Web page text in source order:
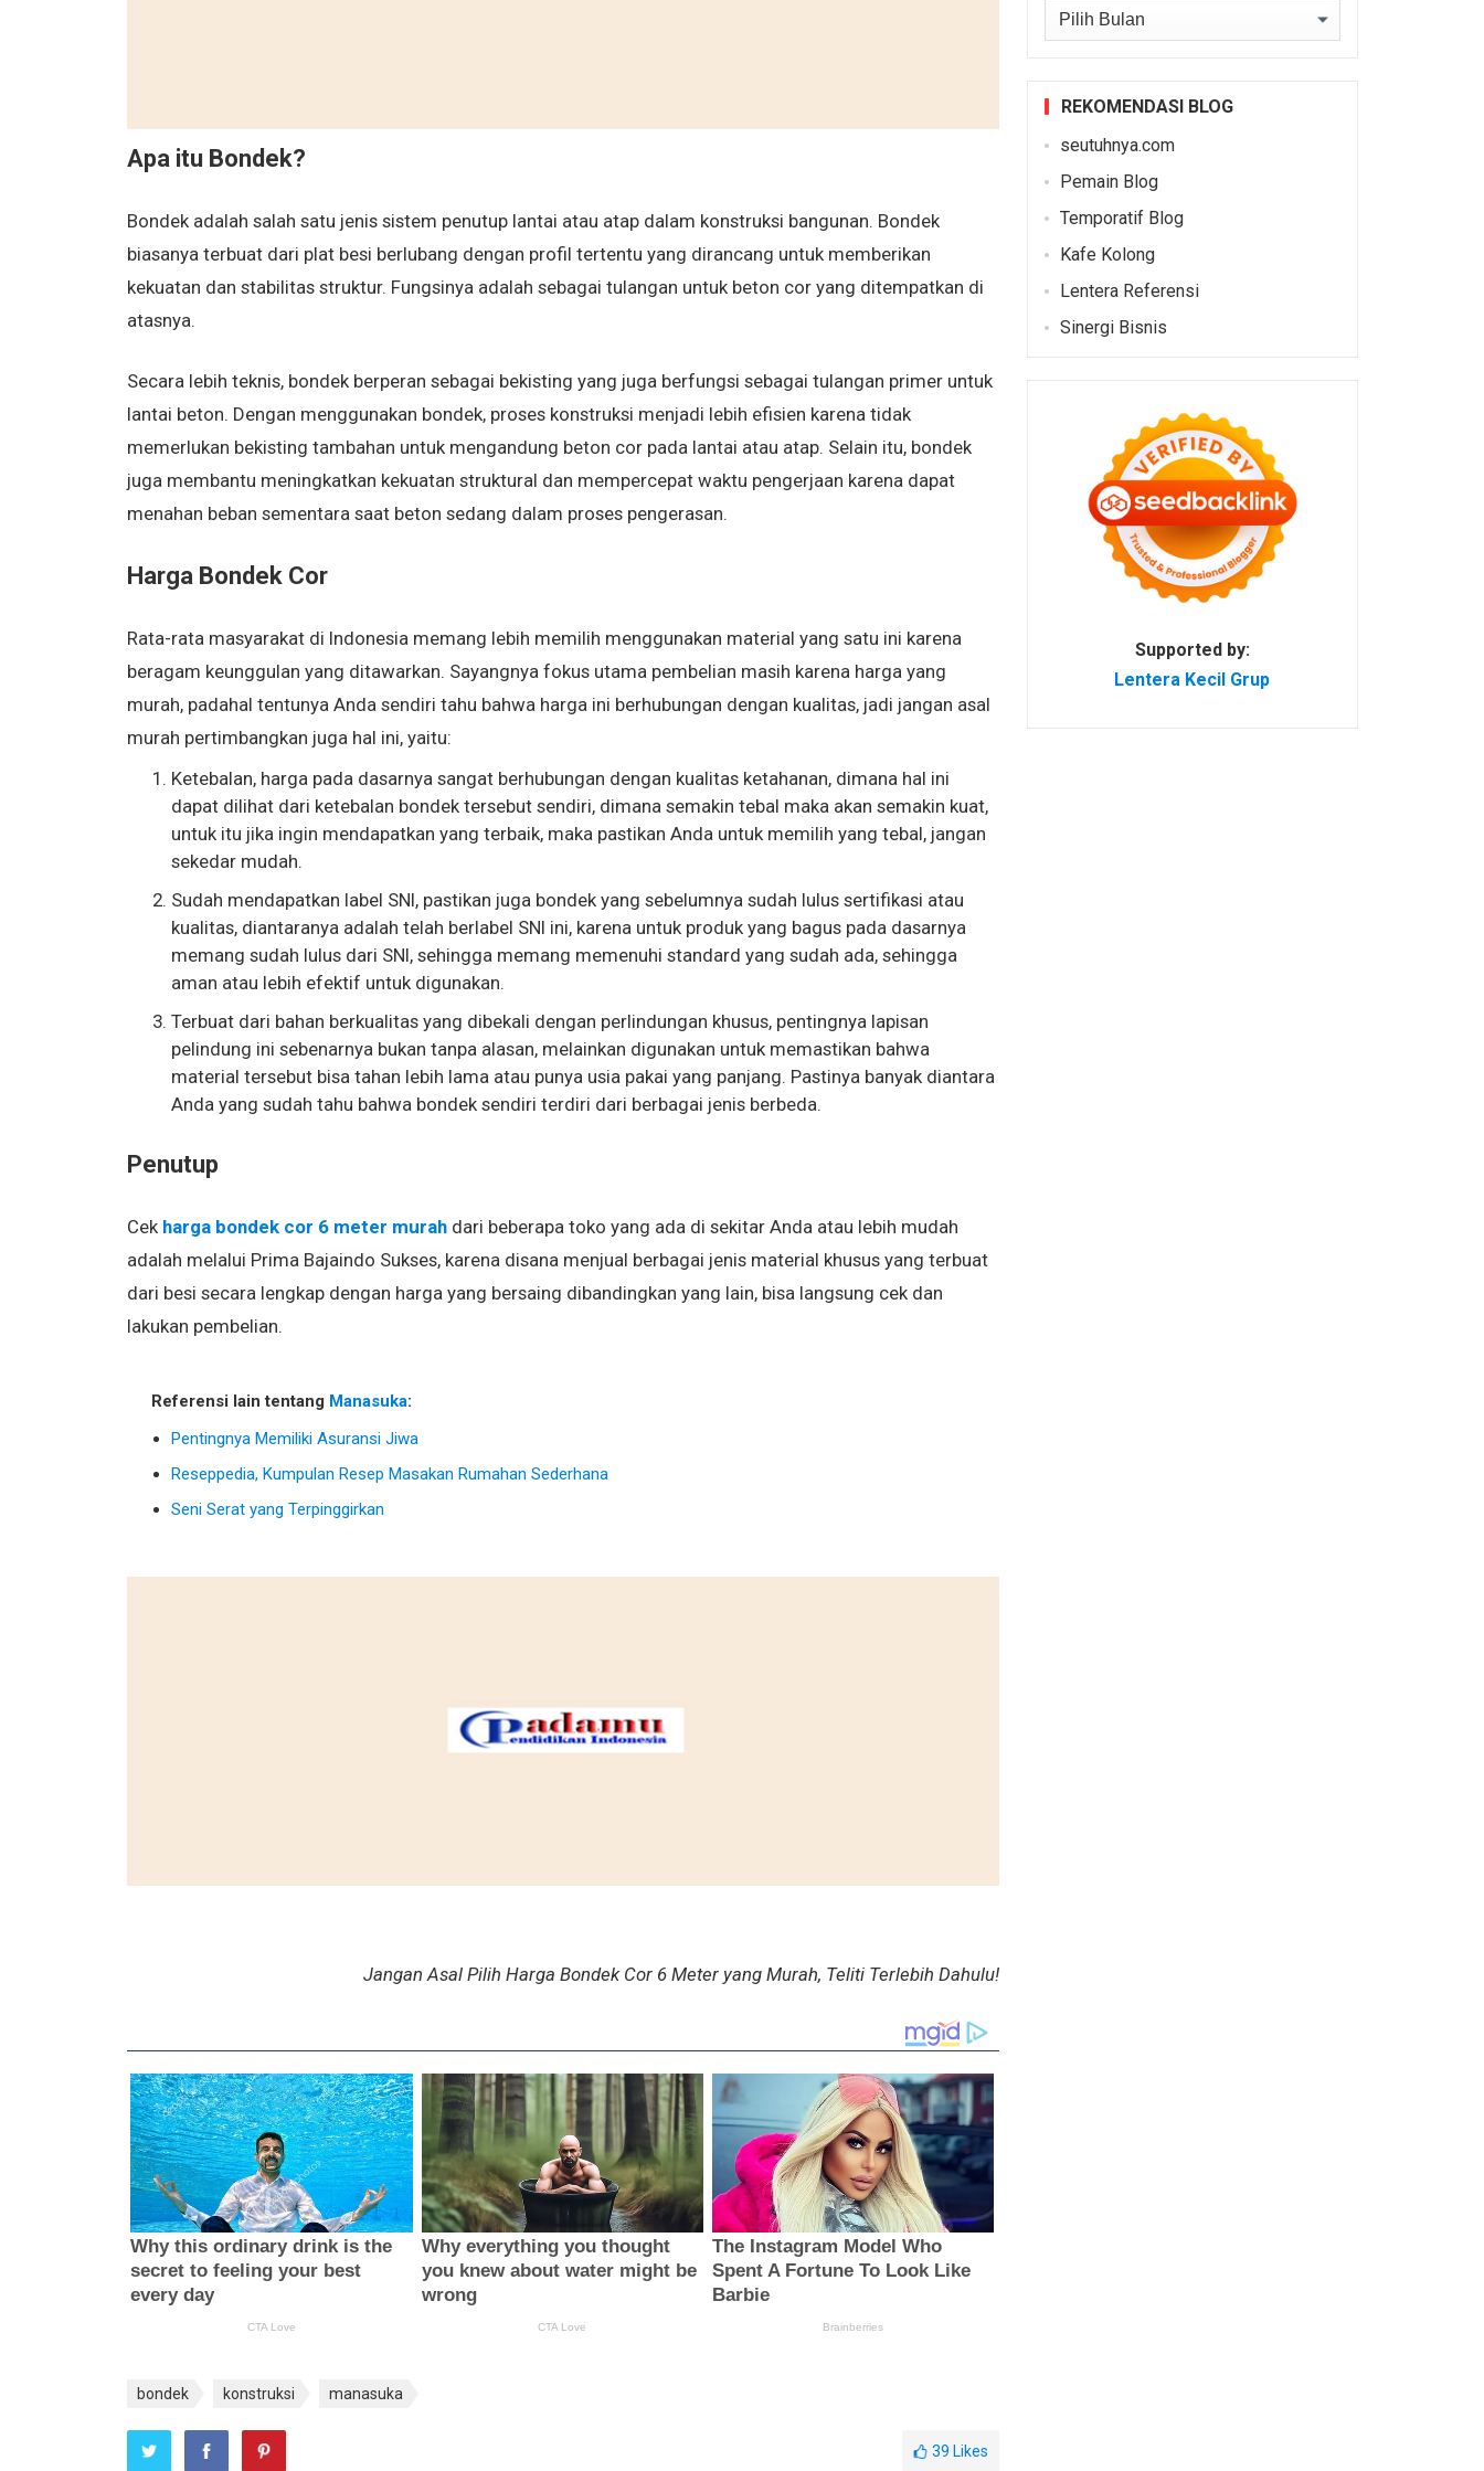
Apa itu Bondek?
Bondek adalah salah satu jenis sistem penutup lantai atau atap dalam konstruksi bangunan. Bondek
biasanya terbuat dari plat besi berlubang dengan profil tertentu yang dirancang untuk memberikan
kekuatan dan stabilitas struktur. Fungsinya adalah sebagai tulangan untuk beton cor yang ditempatkan di
atasnya.
Secara lebih teknis, bondek berperan sebagai bekisting yang juga berfungsi sebagai tulangan primer untuk
lantai beton. Dengan menggunakan bondek, proses konstruksi menjadi lebih efisien karena tidak
memerlukan bekisting tambahan untuk mengandung beton cor pada lantai atau atap. Selain itu, bondek
juga membantu meningkatkan kekuatan struktural dan mempercepat waktu pengerjaan karena dapat
menahan beban sementara saat beton sedang dalam proses pengerasan.
Harga Bondek Cor
Rata-rata masyarakat di Indonesia memang lebih memilih menggunakan material yang satu ini karena
beragam keunggulan yang ditawarkan. Sayangnya fokus utama pembelian masih karena harga yang
murah, padahal tentunya Anda sendiri tahu bahwa harga ini berhubungan dengan kualitas, jadi jangan asal
murah pertimbangkan juga hal ini, yaitu:
Ketebalan, harga pada dasarnya sangat berhubungan dengan kualitas ketahanan, dimana hal ini
dapat dilihat dari ketebalan bondek tersebut sendiri, dimana semakin tebal maka akan semakin kuat,
untuk itu jika ingin mendapatkan yang terbaik, maka pastikan Anda untuk memilih yang tebal, jangan
sekedar mudah.
Sudah mendapatkan label SNI, pastikan juga bondek yang sebelumnya sudah lulus sertifikasi atau
kualitas, diantaranya adalah telah berlabel SNI ini, karena untuk produk yang bagus pada dasarnya
memang sudah lulus dari SNI, sehingga memang memenuhi standard yang sudah ada, sehingga
aman atau lebih efektif untuk digunakan.
Terbuat dari bahan berkualitas yang dibekali dengan perlindungan khusus, pentingnya lapisan
pelindung ini sebenarnya bukan tanpa alasan, melainkan digunakan untuk memastikan bahwa
material tersebut bisa tahan lebih lama atau punya usia pakai yang panjang. Pastinya banyak diantara
Anda yang sudah tahu bahwa bondek sendiri terdiri dari berbagai jenis berbeda.
Penutup
Cek harga bondek cor 6 meter murahdari beberapa toko yang ada di sekitar Anda atau lebih mudah
adalah melalui Prima Bajaindo Sukses, karena disana menjual berbagai jenis material khusus yang terbuat
dari besi secara lengkap dengan harga yang bersaing dibandingkan yang lain, bisa langsung cek dan
lakukan pembelian.
Referensi lain tentang Manasuka:
Pentingnya Memiliki Asuransi Jiwa
Reseppedia, Kumpulan Resep Masakan Rumahan Sederhana
Seni Serat yang Terpinggirkan
Jangan Asal Pilih Harga Bondek Cor 6 Meter yang Murah, Teliti Terlebih Dahulu!
bondek konstruksi manasuka
39 Likes
Arsip
REKOMENDASI BLOG
seutuhnya.com
Pemain Blog
Temporatif Blog
Kafe Kolong
Lentera Referensi
Sinergi Bisnis
Supported by:
Lentera Kecil Grup